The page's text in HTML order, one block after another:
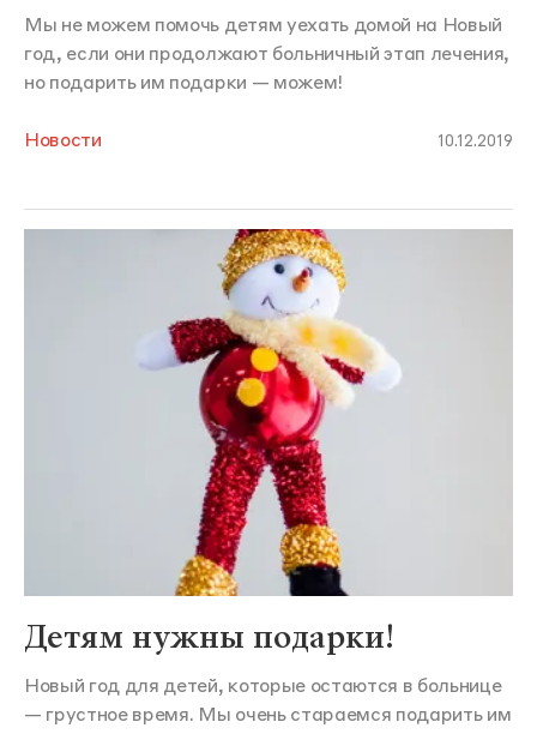
Мы не можем помочь детям уехать домой на Новый
год, если они продолжают больничный этап лечения,
но подарить им подарки — можем!
Новости 10.12.2019
Детям нужны подарки!
Новый год для детей, которые остаются в больнице
— грустное время. Мы очень стараемся подарить им